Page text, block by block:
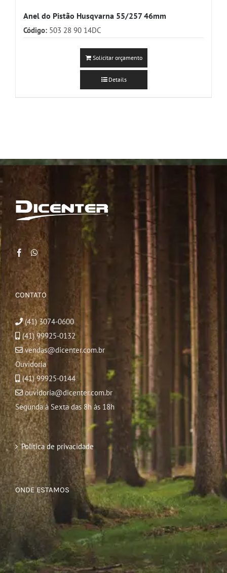
Anel do Pistão Husqvarna 55/257 46mm
Código: 503 28 90 14DC
Solicitar orçamento
Details
CONTATO
(41) 3074-0600
(41) 99925-0132
vendas@dicenter.com.br
Ouvidoria
(41) 99925-0144
ouvidoria@dicenter.com.br
Segunda à Sexta das 8h às 18h
Política de privacidade
ONDE ESTAMOS